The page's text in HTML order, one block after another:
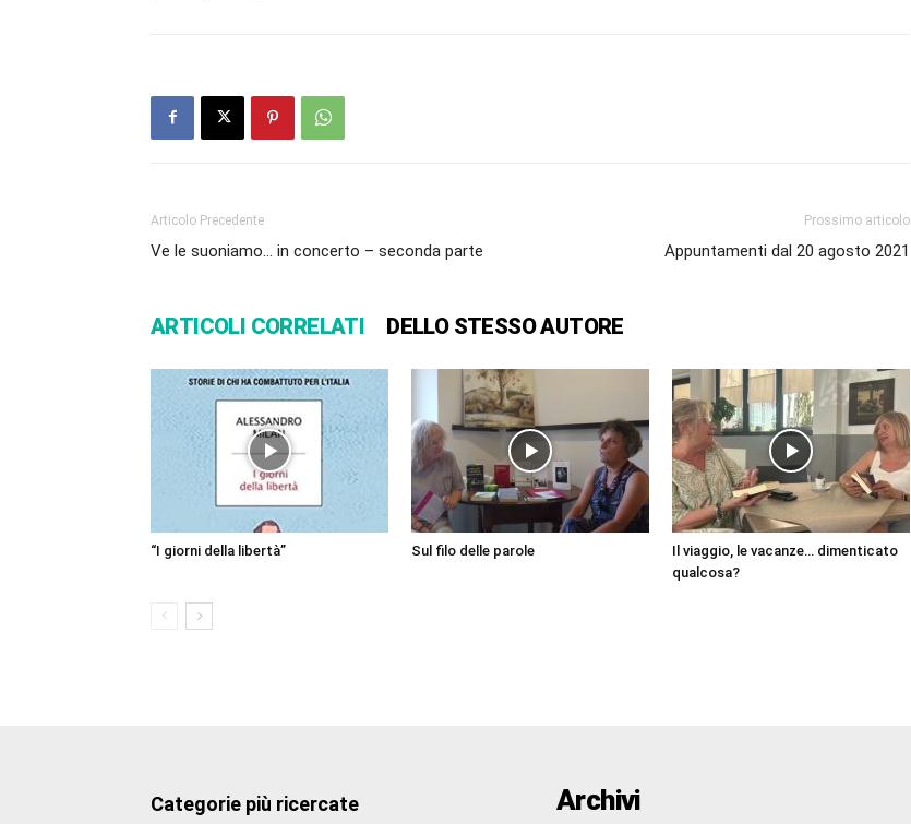
Articolo Precedente
Ve le suoniamo… in concerto – seconda parte
Prossimo articolo
Appuntamenti dal 20 agosto 2021
ARTICOLI CORRELATI DELLO STESSO AUTORE
“I giorni della libertà” Sul filo delle parole
Il viaggio, le vacanze… dimenticato
qualcosa?
Categorie più ricercate Archivi